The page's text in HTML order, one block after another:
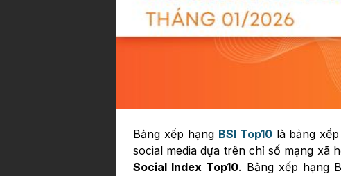
Bảng xếp hạng BSI Top10là bảng xếp
social media dựa trên chỉ số mạng xã
Social Index Top10. Bảng xếp hạng